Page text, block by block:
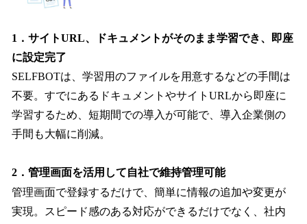
1．サイトURL、ドキュメントがそのまま学習でき、即座
に設定完了
SELFBOTは、学習用のファイルを用意するなどの手間は
不要。すでにあるドキュメントやサイトURLから即座に
学習するため、短期間での導入が可能で、導入企業側の
手間も大幅に削減。
2．管理画面を活用して自社で維持管理可能
管理画面で登録するだけで、簡単に情報の追加や変更が
実現。スピード感のある対応ができるだけでなく、社内